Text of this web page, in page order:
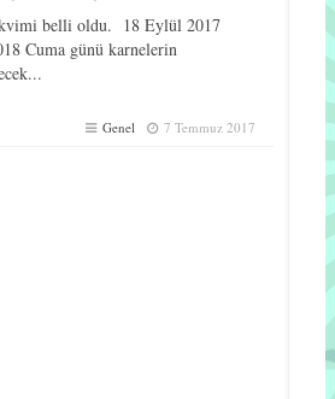
belli oldu. 18 Eylül 2017
Cuma günü karnelerin
Genel 7 Temmuz 2017